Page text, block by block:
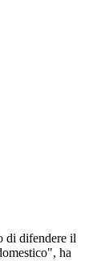
di difendere il
ha